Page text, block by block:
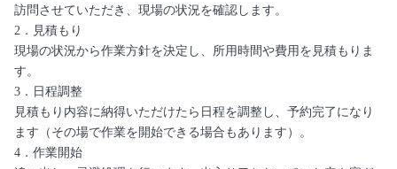
訪問させていただき、現場の状況を確認します。
2．見積もり
現場の状況から作業方針を決定し、所用時間や費用を見積もりま
す。
3．日程調整
見積もり内容に納得いただけたら日程を調整し、予約完了になり
ます（その場で作業を開始できる場合もあります）。
4．作業開始